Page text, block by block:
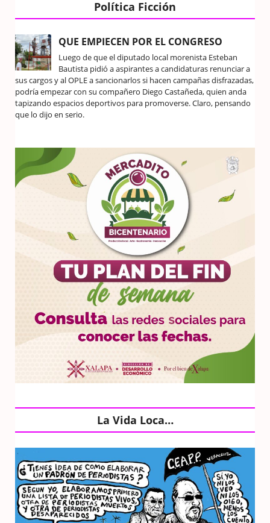
Política Ficción
QUE EMPIECEN POR EL CONGRESO
Luego de que el diputado local morenista Esteban
Bautista pidió a aspirantes a candidaturas renunciar a
sus cargos y al OPLE a sancionarlos si hacen campañas disfrazadas,
podría empezar con su compañero Diego Castañeda, quien anda
tapizando espacios deportivos para promoverse. Claro, pensando
que lo dijo en serio.
La Vida Loca…